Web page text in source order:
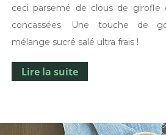
ceci parsemé de clous de
concassées. Une touche de
mélange sucré salé ultra frais !
Lire la suite